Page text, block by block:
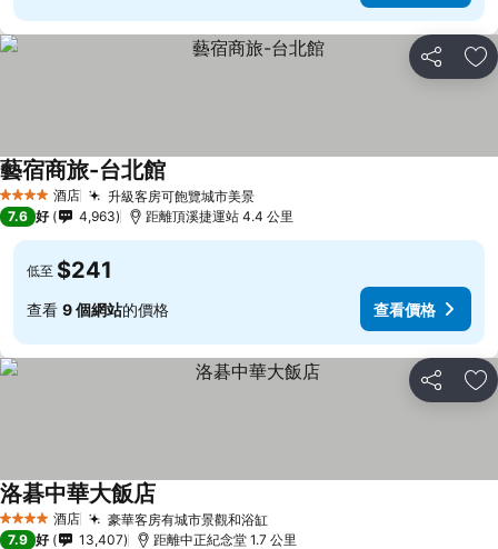
分享 放
4 星級 酒店 升級客房可飽覽城市美景
藝宿商旅-台北館
7.6 好 4,963 距離頂溪捷運站 4.4 公里
低至 $241
查看 9 個網站的價格 查看價格
分享 放
4 星級 酒店 豪華客房有城市景觀和浴缸
洛碁中華大飯店
7.9 好 13,407 距離中正紀念堂 1.7 公里